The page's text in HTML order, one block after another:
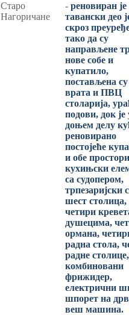
Старо
Нагоричане
- реновиран
тавански део
скроз
тако да су
направљене
нове собе и
купатило,
постављена
врата и ПВЦ
столарија,
подови, док је
доњем делу
реновирано
постојеће
и обе
кухињски
са судопером,
трпезаријски
шест столица,
четири
душецима,
ормана,
радна стола,
радне столице,
комбиновани
фрижидер,
електрични
шпорет на
веш машина.